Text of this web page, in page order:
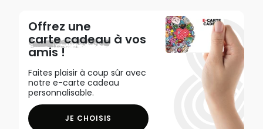
Offrez une
carte cadeau à vos
amis !
Faites plaisir à coup sûr avec
notre e-carte cadeau
personnalisable.
JE CHOISIS